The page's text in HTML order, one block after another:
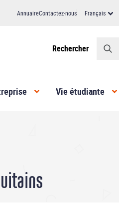
AnnuaireContactez-nous Français
Rechercher
Vie étudiante